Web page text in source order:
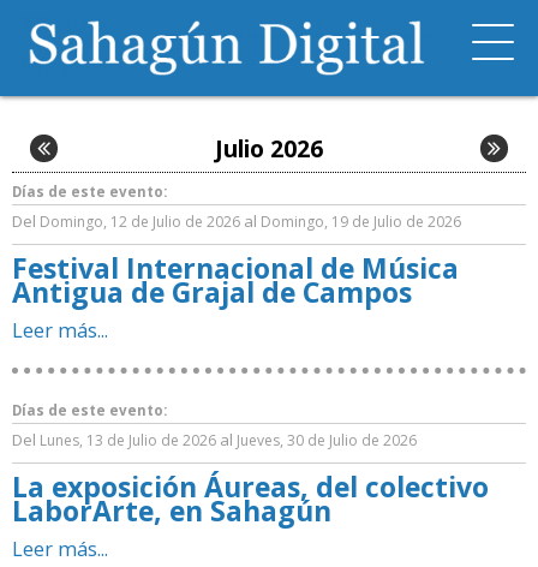
Julio 2026
Días de este evento:
Del Domingo, 12 de Julio de 2026 al Domingo, 19 de Julio de 2026
Festival Internacional de Música
Antigua de Grajal de Campos
Leer más...
Días de este evento:
Del Lunes, 13 de Julio de 2026 al Jueves, 30 de Julio de 2026
La exposición Áureas, del colectivo
LaborArte, en Sahagún
Leer más...